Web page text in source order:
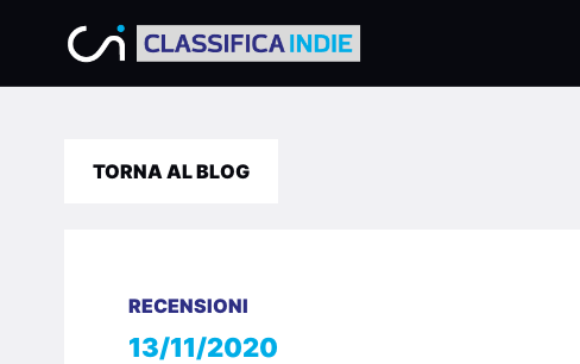
TORNA AL BLOG
RECENSIONI
13/11/2020